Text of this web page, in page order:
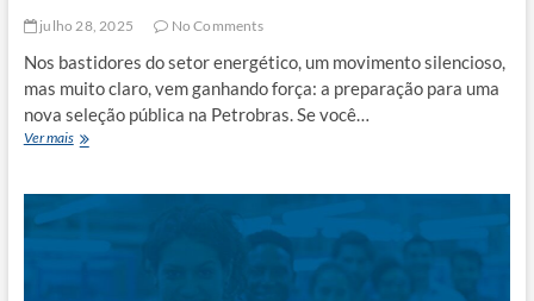
julho 28, 2025 No Comments
Nos bastidores do setor energético, um movimento silencioso,
mas muito claro, vem ganhando força: a preparação para uma
nova seleção pública na Petrobras. Se você…
Ver maisPor